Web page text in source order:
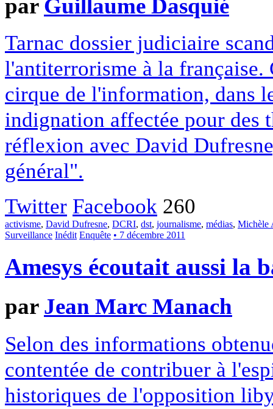
par Guillaume Dasquié
Tarnac dossier judiciaire
l'antiterrorisme à la française.
cirque de l'information, dans
indignation affectée pour des
réflexion avec David
général".
Twitter Facebook 260
activisme, David Dufresne, DCRI, dst, journalisme, médias, Michèle
Surveillance Inédit Enquête • 7 décembre 2011
Amesys écoutait aussi la
par Jean Marc Manach
Selon des informations
contentée de contribuer à
historiques de l'opposition